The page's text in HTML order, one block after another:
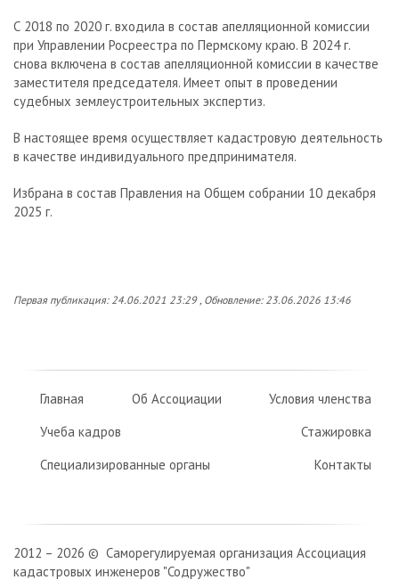
С 2018 по 2020 г. входила в состав апелляционной комиссии
при Управлении Росреестра по Пермскому краю. В 2024 г.
снова включена в состав апелляционной комиссии в качестве
заместителя председателя. Имеет опыт в проведении
судебных землеустроительных экспертиз.
В настоящее время осуществляет кадастровую деятельность
в качестве индивидуального предпринимателя.
Избрана в состав Правления на Общем собрании 10 декабря
2025 г.
Первая публикация: 24.06.2021 23:29 , Обновление: 23.06.2026 13:46
Главная Об Ассоциации
Условия членства
Учеба кадров
Стажировка
Специализированные органы
Контакты
2012 – 2026 © Саморегулируемая организация Ассоциация
кадастровых инженеров "Содружество"